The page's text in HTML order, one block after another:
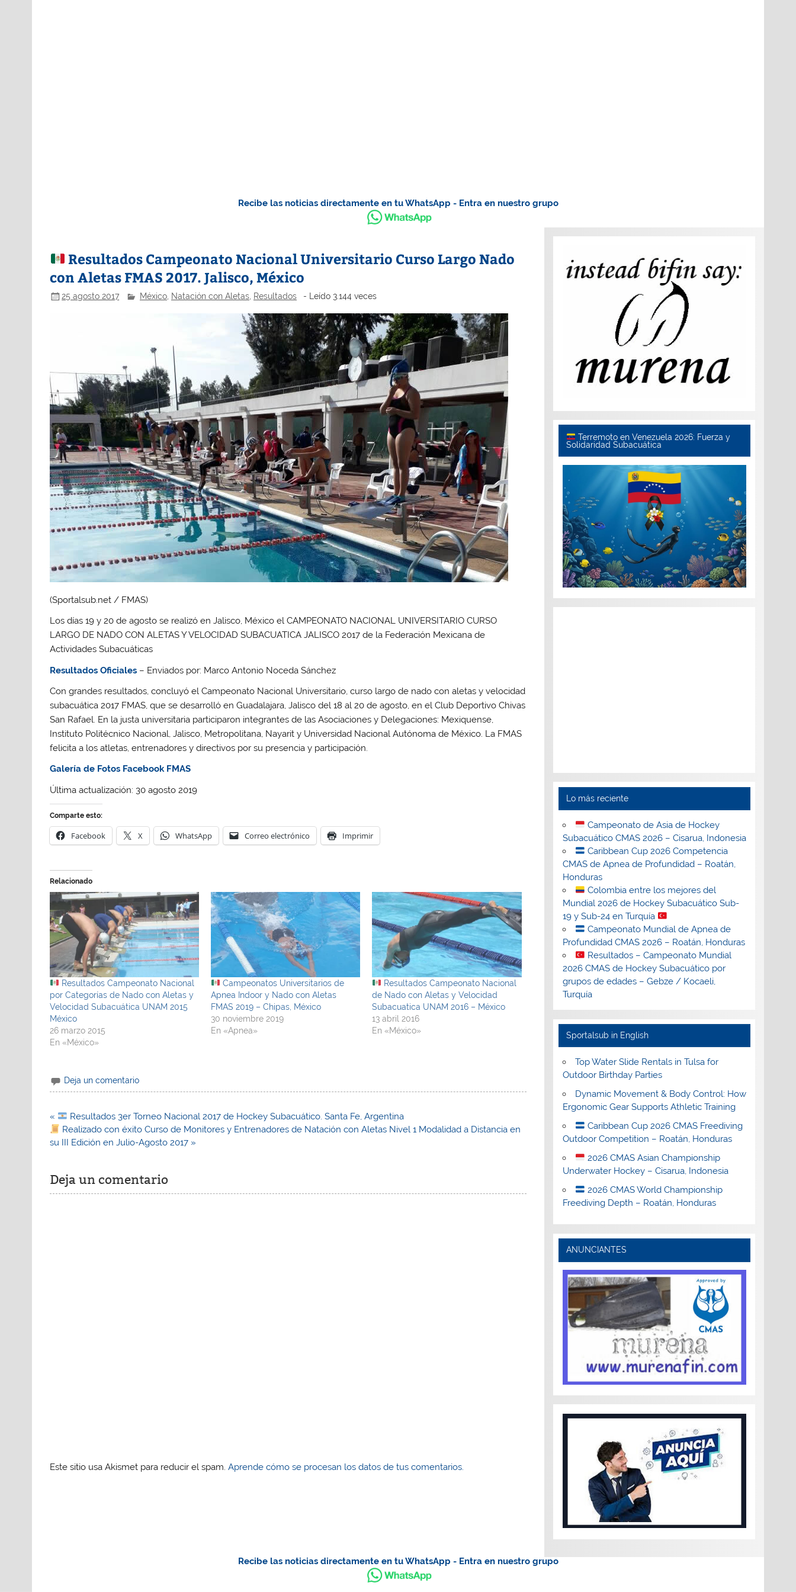
Recibe las noticias directamente en tu WhatsApp - Entra en nuestro grupo
Resultados Campeonato Nacional Universitario Curso Largo Nado
con Aletas FMAS 2017. Jalisco, México
25 agosto 2017 México, Natación con Aletas, Resultados - Leído 3.144 veces
(Sportalsub.net / FMAS)
Los días 19 y 20 de agosto se realizó en Jalisco, México el CAMPEONATO NACIONAL UNIVERSITARIO CURSO
LARGO DE NADO CON ALETAS Y VELOCIDAD SUBACUATICA JALISCO 2017 de la Federación Mexicana de
Actividades Subacuáticas
Resultados Oficiales – Enviados por: Marco Antonio Noceda Sánchez
Con grandes resultados, concluyó el Campeonato Nacional Universitario, curso largo de nado con aletas y velocidad
subacuática 2017 FMAS, que se desarrolló en Guadalajara, Jalisco del 18 al 20 de agosto, en el Club Deportivo Chivas
San Rafael. En la justa universitaria participaron integrantes de las Asociaciones y Delegaciones: Mexiquense,
Instituto Politécnico Nacional, Jalisco, Metropolitana, Nayarit y Universidad Nacional Autónoma de México. La FMAS
felicita a los atletas, entrenadores y directivos por su presencia y participación.
Galería de Fotos Facebook FMAS
Última actualización: 30 agosto 2019
Comparte esto:
Facebook X WhatsApp Correo electrónico Imprimir
Relacionado
Resultados Campeonato Nacional
por Categorías de Nado con Aletas y
Velocidad Subacuática UNAM 2015
México
26 marzo 2015
En «México»
Campeonatos Universitarios de
Apnea Indoor y Nado con Aletas
FMAS 2019 – Chipas, México
30 noviembre 2019
En «Apnea»
Resultados Campeonato Nacional
de Nado con Aletas y Velocidad
Subacuatica UNAM 2016 – México
13 abril 2016
En «México»
Deja un comentario
Navegación
de
entradas
«
Resultados 3er Torneo Nacional 2017 de Hockey Subacuático. Santa Fe, Argentina
Realizado con éxito Curso de Monitores y Entrenadores de Natación con Aletas Nivel 1 Modalidad a Distancia en
su III Edición en Julio-Agosto 2017 »
Deja un comentario
Este sitio usa Akismet para reducir el spam.Aprende cómo se procesan los datos de tus comentarios.
Terremoto en Venezuela 2026: Fuerza y
Solidaridad Subacuática
Lo más reciente
Campeonato de Asia de Hockey
Subacuático CMAS 2026 – Cisarua, Indonesia
Caribbean Cup 2026 Competencia
CMAS de Apnea de Profundidad – Roatán,
Honduras
Colombia entre los mejores del
Mundial 2026 de Hockey Subacuático Sub-
19 y Sub-24 en Turquía
Campeonato Mundial de Apnea de
Profundidad CMAS 2026 – Roatán, Honduras
Resultados – Campeonato Mundial
2026 CMAS de Hockey Subacuático por
grupos de edades – Gebze / Kocaeli,
Turquía
Sportalsub in English
Top Water Slide Rentals in Tulsa for
Outdoor Birthday Parties
Dynamic Movement & Body Control: How
Ergonomic Gear Supports Athletic Training
Caribbean Cup 2026 CMAS Freediving
Outdoor Competition – Roatán, Honduras
2026 CMAS Asian Championship
Underwater Hockey – Cisarua, Indonesia
2026 CMAS World Championship
Freediving Depth – Roatán, Honduras
ANUNCIANTES
Recibe las noticias directamente en tu WhatsApp - Entra en nuestro grupo